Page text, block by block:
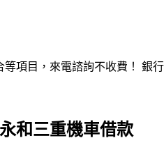
項目，來電諮詢不收費！ 銀
和三重機車借款